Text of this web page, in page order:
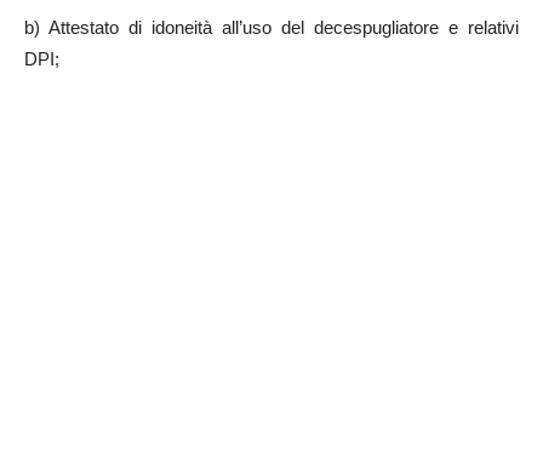
b) Attestato di idoneità all’uso del decespugliatore e relativi
DPI;